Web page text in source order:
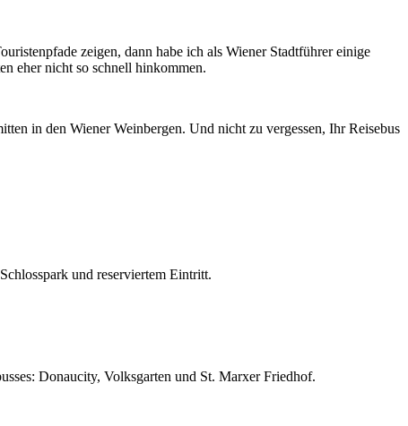
zeigen, dann habe ich als Wiener Stadtführer einige
eher nicht so schnell hinkommen.
in den Wiener Weinbergen. Und nicht zu vergessen, Ihr Reisebus
und reserviertem Eintritt.
Donaucity, Volksgarten und St. Marxer Friedhof.